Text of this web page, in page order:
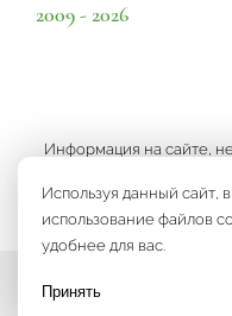
Используя данный сайт,
использование файлов
удобнее для вас.
Принять
2009 - 2026
Информация на сайте,
рекламой, а носит
изменена по